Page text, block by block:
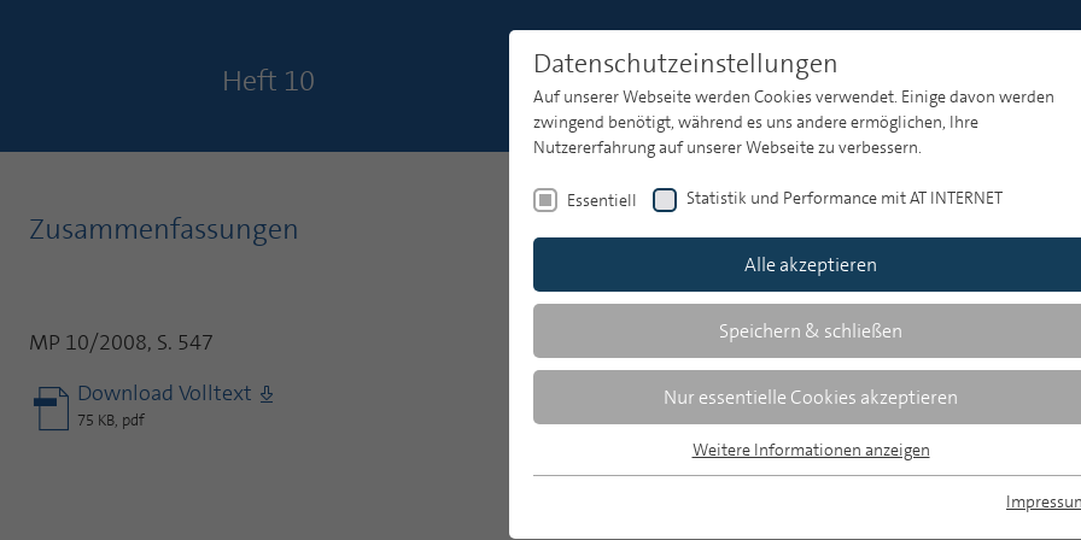
Heft 10
Zusammenfassungen
MP 10/2008, S. 547
Download Volltext
75 KB, pdf
Datenschutzeinstellungen
Auf unserer Webseite werden Cookies verwendet. Einige davon werden
zwingend benötigt, während es uns andere ermöglichen, Ihre
Nutzererfahrung auf unserer Webseite zu verbessern.
Essentiell Statistik und Performance mit AT INTERNET
Alle akzeptieren
Speichern & schließen
Nur essentielle Cookies akzeptieren
Essentielle Cookies werden für grundlegende Funktionen der Webseite
benötigt. Dadurch ist gewährleistet, dass die Webseite einwandfrei
Weitere Informationen anzeigen